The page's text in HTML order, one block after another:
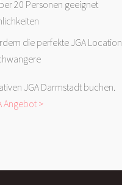
20 Personen geeignet
die perfekte JGA Location
JGA Darmstadt buchen.
Angebot >